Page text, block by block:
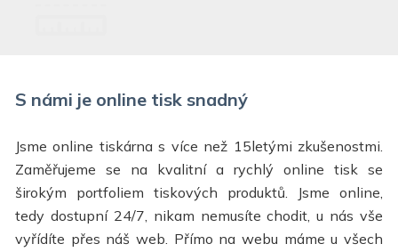
S námi je online tisk snadný
Jsme online tiskárna s více než 15letými zkušenostmi.
Zaměřujeme se na kvalitní a rychlý online tisk se
širokým portfoliem tiskových produktů. Jsme online,
tedy dostupní 24/7, nikam nemusíte chodit, u nás vše
vyřídíte přes náš web. Přímo na webu máme u všech